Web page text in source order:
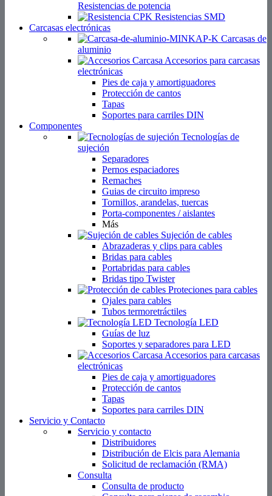
Resistencias de potencia
Resistencias SMD
Carcasas electrónicas
Carcasas de
aluminio
Accesorios para carcasas
electrónicas
Pies de caja y amortiguadores
Protección de cantos
Tapas
Soportes para carriles DIN
Componentes
Tecnologías de
sujeción
Separadores
Pernos espaciadores
Remaches
Guias de circuito impreso
Tornillos, arandelas, tuercas
Porta-componentes / aislantes
Más
Sujeción de cables
Abrazaderas y clips para cables
Bridas para cables
Portabridas para cables
Bridas tipo Twister
Proteciones para cables
Ojales para cables
Tubos termoretráctiles
Tecnología LED
Guías de luz
Soportes y separadores para LED
Accesorios para carcasas
electrónicas
Pies de caja y amortiguadores
Protección de cantos
Tapas
Soportes para carriles DIN
Servicio y Contacto
Servicio y contacto
Distribuidores
Distribución de Elcis para Alemania
Solicitud de reclamación (RMA)
Consulta
Consulta de producto